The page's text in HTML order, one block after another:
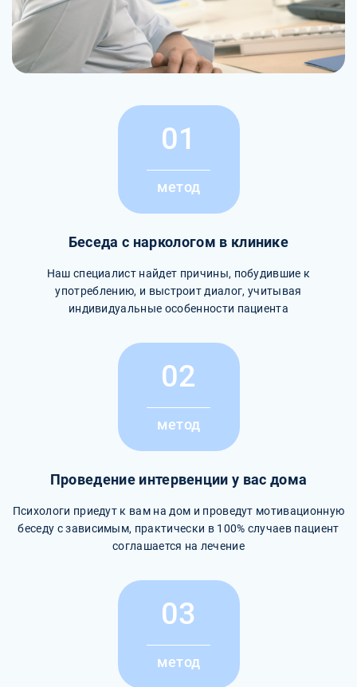
01
метод
Беседа с наркологом в клинике
Наш специалист найдет причины, побудившие к
употреблению, и выстроит диалог, учитывая
индивидуальные особенности пациента
02
метод
Проведение интервенции у вас дома
Психологи приедут к вам на дом и проведут мотивационную
беседу с зависимым, практически в 100% случаев пациент
соглашается на лечение
03
метод